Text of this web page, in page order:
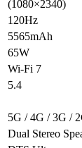
(1080×2340)
120Hz
5565mAh
65W
Wi‑Fi 7
5.4
5G / 4G / 3G /
Dual Stereo